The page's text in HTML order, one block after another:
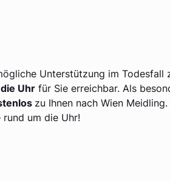
Unterstützung im Todesfall
Uhrfür Sie erreichbar. Als
zu Ihnen nach Wien
rund um die Uhr!